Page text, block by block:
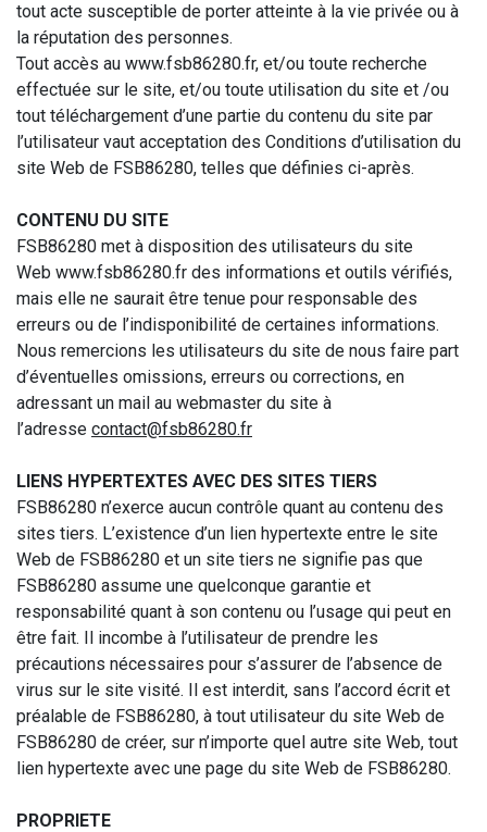
tout acte susceptible de porter atteinte à la vie privée ou à
la réputation des personnes.
Tout accès au www.fsb86280.fr, et/ou toute recherche
effectuée sur le site, et/ou toute utilisation du site et /ou
tout téléchargement d’une partie du contenu du site par
l’utilisateur vaut acceptation des Conditions d’utilisation du
site Web de FSB86280, telles que définies ci-après.
CONTENU DU SITE
FSB86280 met à disposition des utilisateurs du site
Web www.fsb86280.fr des informations et outils vérifiés,
mais elle ne saurait être tenue pour responsable des
erreurs ou de l’indisponibilité de certaines informations.
Nous remercions les utilisateurs du site de nous faire part
d’éventuelles omissions, erreurs ou corrections, en
adressant un mail au webmaster du site à
l’adresse contact@fsb86280.fr
LIENS HYPERTEXTES AVEC DES SITES TIERS
FSB86280 n’exerce aucun contrôle quant au contenu des
sites tiers. L’existence d’un lien hypertexte entre le site
Web de FSB86280 et un site tiers ne signifie pas que
FSB86280 assume une quelconque garantie et
responsabilité quant à son contenu ou l’usage qui peut en
être fait. Il incombe à l’utilisateur de prendre les
précautions nécessaires pour s’assurer de l’absence de
virus sur le site visité. Il est interdit, sans l’accord écrit et
préalable de FSB86280, à tout utilisateur du site Web de
FSB86280 de créer, sur n’importe quel autre site Web, tout
lien hypertexte avec une page du site Web de FSB86280.
PROPRIETE